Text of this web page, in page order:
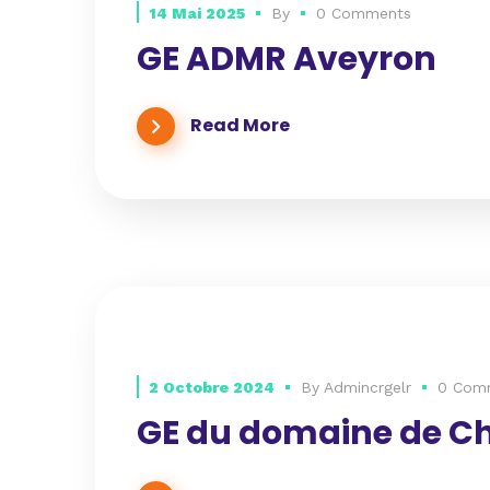
14 Mai 2025 By 0 Comments
GE ADMR Aveyron
Read More
2 Octobre 2024 By Admincrgelr 0
GE du domaine de